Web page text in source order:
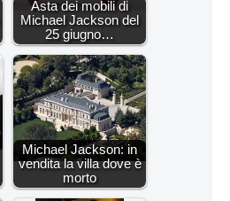
Asta dei mobili di
Michael Jackson del
25 giugno…
Michael Jackson: in
vendita la villa dove è
morto